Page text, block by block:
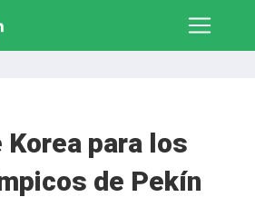
para los
de Pekín